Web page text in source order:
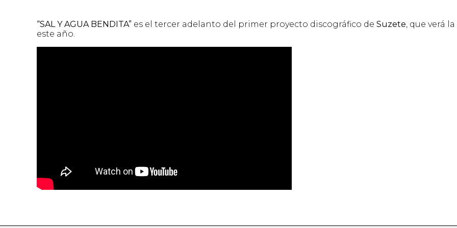
“SAL Y AGUA BENDITA” es el tercer adelanto del primer proyecto discográfico de Suzete, que verá
este año.